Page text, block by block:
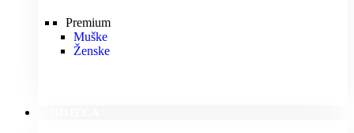
Premium
Muške
Ženske